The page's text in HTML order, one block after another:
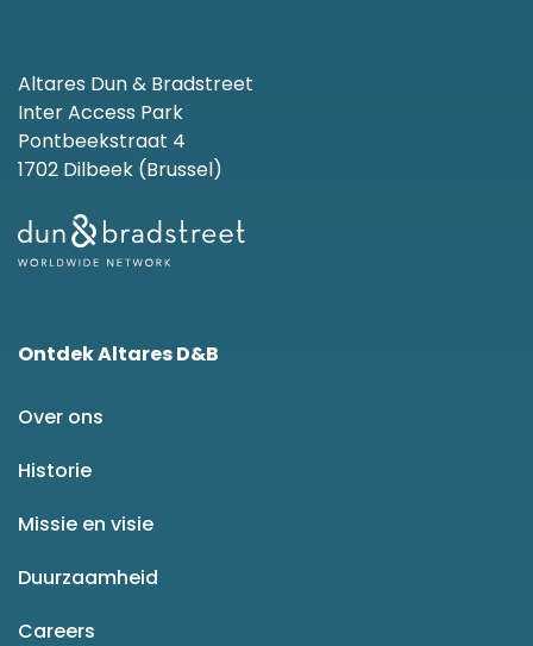
Altares Dun & Bradstreet
Inter Access Park
Pontbeekstraat 4
1702 Dilbeek (Brussel)
Ontdek Altares D&B
Over ons
Historie
Missie en visie
Duurzaamheid
Careers